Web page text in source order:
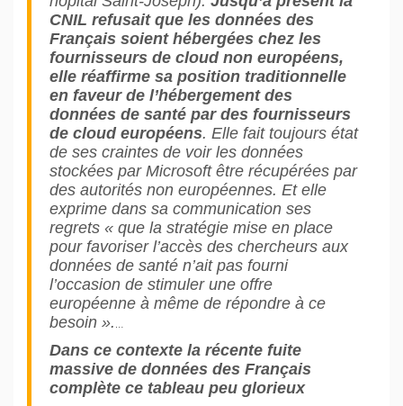
CNIL refusait que les données des
Français soient hébergées chez les
fournisseurs de cloud non européens,
elle réaffirme sa position traditionnelle
en faveur de l’hébergement des
données de santé par des fournisseurs
de cloud européens. Elle fait toujours état
de ses craintes de voir les données
stockées par Microsoft être récupérées par
des autorités non européennes. Et elle
exprime dans sa communication ses
regrets « que la stratégie mise en place
pour favoriser l’accès des chercheurs aux
données de santé n’ait pas fourni
l’occasion de stimuler une offre
européenne à même de répondre à ce
besoin ».
Dans ce contexte la récente fuite
massive de données des Français
complète ce tableau peu glorieux